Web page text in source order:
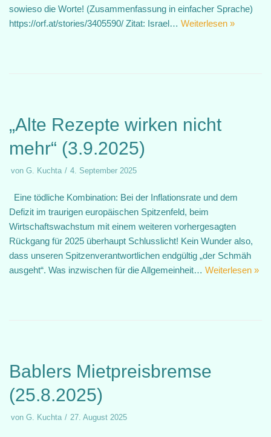
sowieso die Worte! (Zusammenfassung in einfacher Sprache)
https://orf.at/stories/3405590/ Zitat: Israel… Weiterlesen »
„Alte Rezepte wirken nicht
mehr“ (3.9.2025)
von G. Kuchta 4. September 2025
Eine tödliche Kombination: Bei der Inflationsrate und dem
Defizit im traurigen europäischen Spitzenfeld, beim
Wirtschaftswachstum mit einem weiteren vorhergesagten
Rückgang für 2025 überhaupt Schlusslicht! Kein Wunder also,
dass unseren Spitzenverantwortlichen endgültig „der Schmäh
ausgeht“. Was inzwischen für die Allgemeinheit… Weiterlesen »
Bablers Mietpreisbremse
(25.8.2025)
von G. Kuchta 27. August 2025